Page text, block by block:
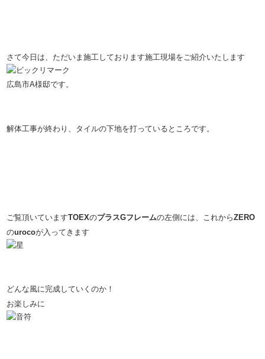
さて今日は、ただいま施工しております施工現場をご紹介いたします
広島市A様邸です。
解体工事が終わり、タイルの下地を打っているところです。
ご覧頂いていますTOEXのプラスGフレームの左側には、これからZERO
のurocoが入ってきます
どんな風に完成していくのか！
お楽しみに